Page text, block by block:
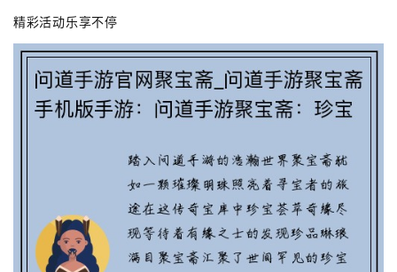
精彩活动乐享不停